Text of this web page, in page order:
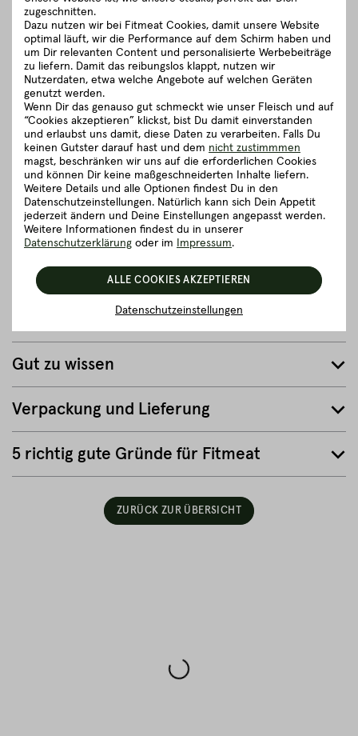
von österreichischen Kleinbauern. Zu unseren klassischen
Rinderrassen zählen Black Angus & Red Angus Rinder sowie
das Pinzgauer Grauvieh und Simmentaler Fleckvieh.
Auf idyllischen Kleinhöfen mit wunderbar weitläufigen Weiden
können unsere Rinder ein richtig feines Leben führen. Ob sie
nun auf den Wiesen grasen, dem Rauschen der Blätter
lauschen oder sich einen kleinen Spaziergang gönnen - es
steht ihnen alles offen.
schließen
Zubereitungsempfehlung
Details zum Artikel ”BIO Full Packer
Brisket - Brustkern ca. 4,00 - 5,00 kg”
Gut zu wissen
Verpackung und Lieferung
5 richtig gute Gründe für Fitmeat
ZURÜCK ZUR ÜBERSICHT
zugeschnitten.
Dazu nutzen wir bei Fitmeat Cookies, damit unsere Website
optimal läuft, wir die Performance auf dem Schirm haben und
um Dir relevanten Content und personalisierte Werbebeiträge
zu liefern. Damit das reibungslos klappt, nutzen wir
Nutzerdaten, etwa welche Angebote auf welchen Geräten
genutzt werden.
Wenn Dir das genauso gut schmeckt wie unser Fleisch und auf
“Cookies akzeptieren” klickst, bist Du damit einverstanden
und erlaubst uns damit, diese Daten zu verarbeiten. Falls Du
keinen Gutster darauf hast und dem nicht zustimmmen
magst, beschränken wir uns auf die erforderlichen Cookies
und können Dir keine maßgeschneiderten Inhalte liefern.
Weitere Details und alle Optionen findest Du in den
Datenschutzeinstellungen. Natürlich kann sich Dein Appetit
jederzeit ändern und Deine Einstellungen angepasst werden.
Weitere Informationen findest du in unserer
Datenschutzerklärung oder im Impressum.
Datenschutzeinstellungen
ALLE COOKIES AKZEPTIEREN